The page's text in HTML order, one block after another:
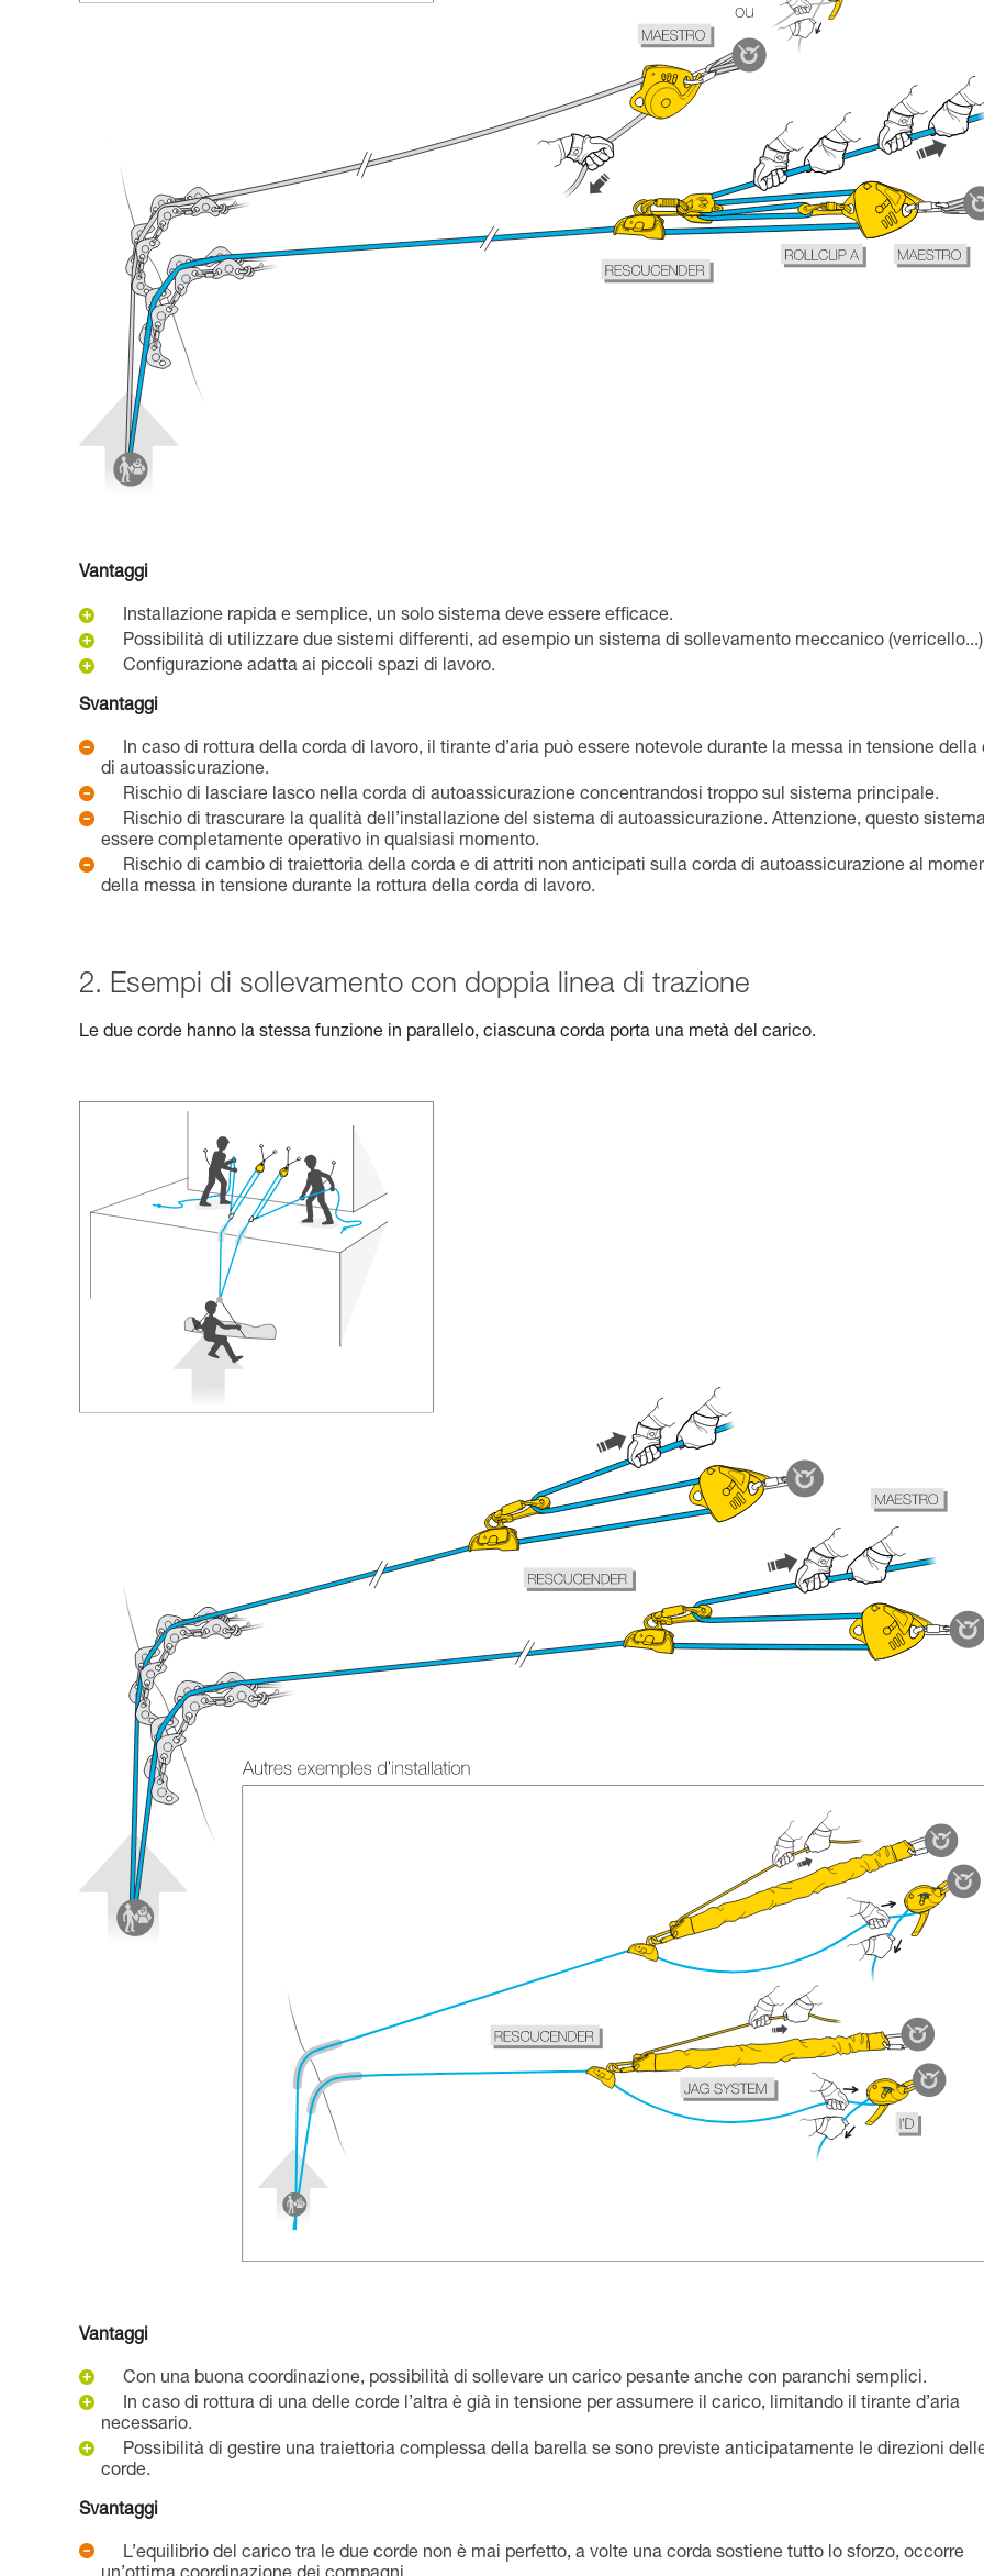
Vantaggi
Installazione rapida e semplice, un solo sistema deve essere efficace.
Possibilità di utilizzare due sistemi differenti, ad esempio un sistema di sollevamento meccanico
Configurazione adatta ai piccoli spazi di lavoro.
Svantaggi
In caso di rottura della corda di lavoro, il tirante d’aria può essere notevole durante la messa in tensione della
di autoassicurazione.
Rischio di lasciare lasco nella corda di autoassicurazione concentrandosi troppo sul sistema principale.
Rischio di trascurare la qualità dell’installazione del sistema di autoassicurazione. Attenzione, questo
essere completamente operativo in qualsiasi momento.
Rischio di cambio di traiettoria della corda e di attriti non anticipati sulla corda di autoassicurazione al
della messa in tensione durante la rottura della corda di lavoro.
2. Esempi di sollevamento con doppia linea di trazione
Le due corde hanno la stessa funzione in parallelo, ciascuna corda porta una metà del carico.
Vantaggi
Con una buona coordinazione, possibilità di sollevare un carico pesante anche con paranchi semplici.
In caso di rottura di una delle corde l’altra è già in tensione per assumere il carico, limitando il tirante d’aria
necessario.
Possibilità di gestire una traiettoria complessa della barella se sono previste anticipatamente le direzioni
corde.
Svantaggi
L’equilibrio del carico tra le due corde non è mai perfetto, a volte una corda sostiene tutto lo sforzo, occorre